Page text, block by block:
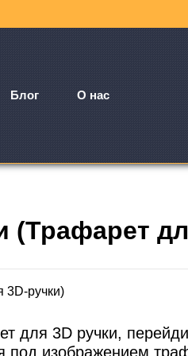
Блог О нас
(Трафарет
3D-ручки)
для 3D ручки,
под изображением